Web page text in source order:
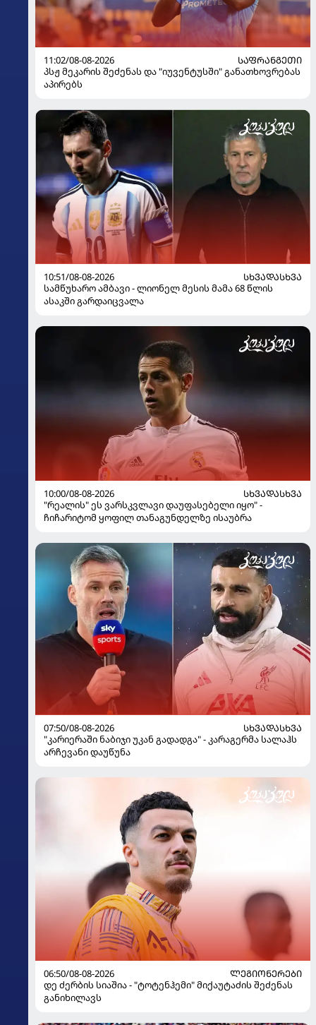
11:02/08-08-2026
ᲡᲐᲤᲠᲐᲜᲒᲔᲗᲘ
პსჟ მეკარის შეძენას და "იუვენტუსში" განათხოვრებას
აპირებს
10:51/08-08-2026
ᲡᲮᲕᲐᲓᲐᲡᲮᲕᲐ
სამწუხარო ამბავი - ლიონელ მესის მამა 68 წლის
ასაკში გარდაიცვალა
10:00/08-08-2026
ᲡᲮᲕᲐᲓᲐᲡᲮᲕᲐ
"რეალის" ეს ვარსკვლავი დაუფასებელი იყო" -
ჩიჩარიტომ ყოფილ თანაგუნდელზე ისაუბრა
07:50/08-08-2026
ᲡᲮᲕᲐᲓᲐᲡᲮᲕᲐ
"კარიერაში ნაბიჯი უკან გადადგა" - კარაგერმა სალაჰს
არჩევანი დაუწუნა
06:50/08-08-2026
ᲚᲔᲒᲘᲝᲜᲔᲠᲔᲑᲘ
დე ძერბის სიაშია - "ტოტენჰემი" მიქაუტაძის შეძენას
განიხილავს